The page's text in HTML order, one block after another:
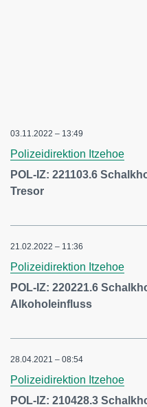
03.11.2022 – 13:49
Polizeidirektion Itzehoe
POL-IZ: 221103.6
Tresor
21.02.2022 – 11:36
Polizeidirektion Itzehoe
POL-IZ: 220221.6
Alkoholeinfluss
28.04.2021 – 08:54
Polizeidirektion Itzehoe
POL-IZ: 210428.3